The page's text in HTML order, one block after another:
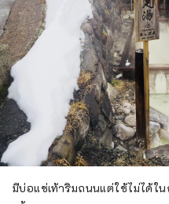
มีบ่อแช่เท้าริมถนนแต่ใช้ไม่ได้ใ